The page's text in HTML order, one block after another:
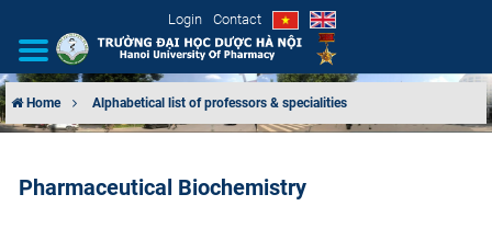
Login Contact
ORGANIZATIONAL STRUCTURE
Home Alphabetical list of professors & specialities
Pharmaceutical Biochemistry